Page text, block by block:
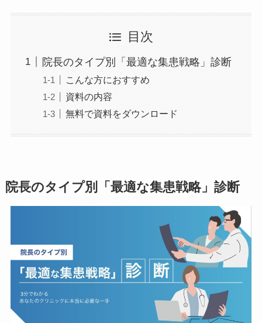
目次
院長のタイプ別「最適な集患戦略」診断
こんな方におすすめ
資料の内容
無料で資料をダウンロード
院長のタイプ別「最適な集患戦略」診断